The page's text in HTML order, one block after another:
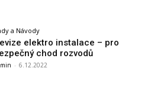
a Návody
elektro instalace – pro
chod rozvodů
- 6.12.2022